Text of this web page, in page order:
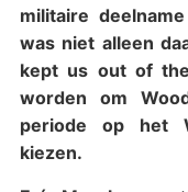
militaire
was niet alleen
kept us out of
worden om
periode op het
kiezen.